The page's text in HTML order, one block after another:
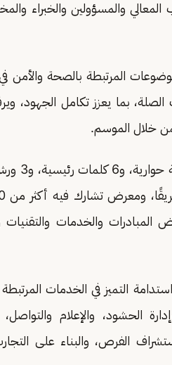
من أصحاب المعالي والمسؤولين
المرتبطة بالصحة والأمن
الصلة، بما يعزز تكامل الجهود،
خلال الموسم.
ويتضمن
والخدمات والتقنيات
التميز في الخدمات
الحشود، والإعلام والتواصل،
الفرص، والبناء على